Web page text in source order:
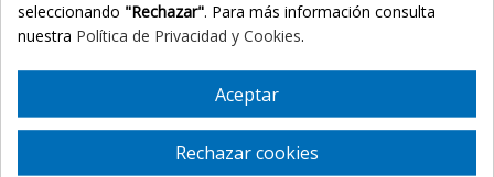
📋 Indicaciones
quimioterapia y radioterapia
Recomendado para casos de
Ideal para pieles extremadamente sensibles o con
tendencia a la irritación.
seleccionando "Rechazar". Para más información consulta
nuestra Política de Privacidad y Cookies.
Aceptar
Rechazar cookies